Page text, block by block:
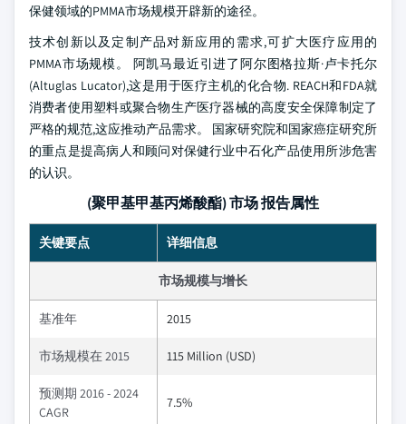
保健领域的PMMA市场规模开辟新的途径。
技术创新以及定制产品对新应用的需求,可扩大医疗应用的
PMMA市场规模。 阿凯马最近引进了阿尔图格拉斯·卢卡托尔
(Altuglas Lucator),这是用于医疗主机的化合物. REACH和FDA就
消费者使用塑料或聚合物生产医疗器械的高度安全保障制定了
严格的规范,这应推动产品需求。 国家研究院和国家癌症研究所
的重点是提高病人和顾问对保健行业中石化产品使用所涉危害
的认识。
(聚甲基甲基丙烯酸酯) 市场 报告属性
关键要点 详细信息
市场规模与增长
基准年 2015
市场规模在 2015 115 Million (USD)
预测期 2016 - 2024
CAGR
7.5%